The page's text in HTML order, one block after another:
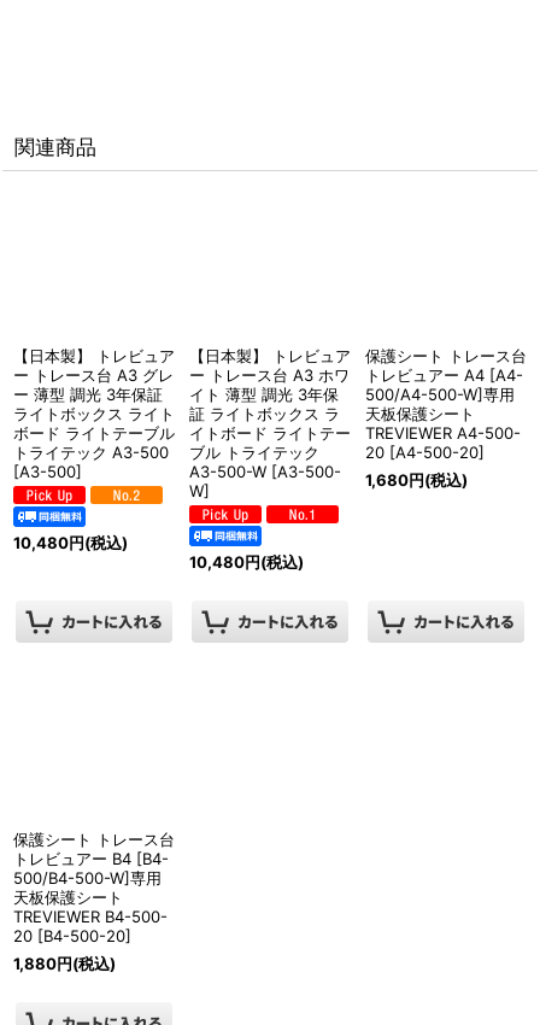
関連商品
【日本製】 トレビュア
ー トレース台 A3 グレ
ー 薄型 調光 3年保証
ライトボックス ライト
ボード ライトテーブル
トライテック A3-500
[A3-500]
10,480円(税込)
【日本製】 トレビュア
ー トレース台 A3 ホワ
イト 薄型 調光 3年保
証 ライトボックス ラ
イトボード ライトテー
ブル トライテック
A3-500-W [A3-500-
W]
10,480円(税込)
保護シート トレース台
トレビュアー A4 [A4-
500/A4-500-W]専用
天板保護シート
TREVIEWER A4-500-
20 [A4-500-20]
1,680円(税込)
保護シート トレース台
トレビュアー B4 [B4-
500/B4-500-W]専用
天板保護シート
TREVIEWER B4-500-
20 [B4-500-20]
1,880円(税込)